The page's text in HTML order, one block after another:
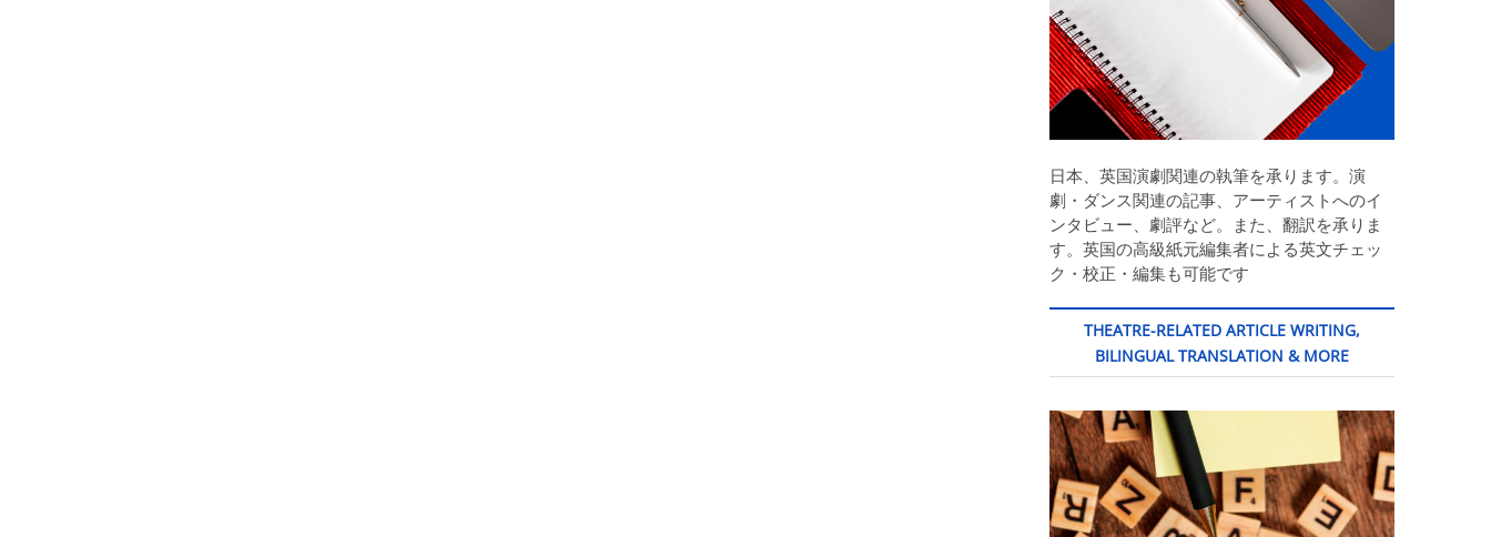
日本、英国演劇関連の執筆を承ります。演
劇・ダンス関連の記事、アーティストへのイ
ンタビュー、劇評など。また、翻訳を承りま
す。英国の高級紙元編集者による英文チェッ
ク・校正・編集も可能です
THEATRE-RELATED ARTICLE WRITING,
BILINGUAL TRANSLATION & MORE